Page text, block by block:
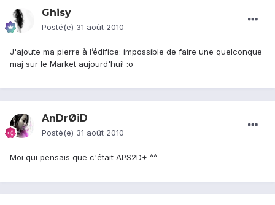
Ghisy
Posté(e) 31 août 2010
J'ajoute ma pierre à l’édifice: impossible de faire une quelconque
maj sur le Market aujourd'hui! :o
AnDrØiD
Posté(e) 31 août 2010
Moi qui pensais que c'était APS2D+ ^^